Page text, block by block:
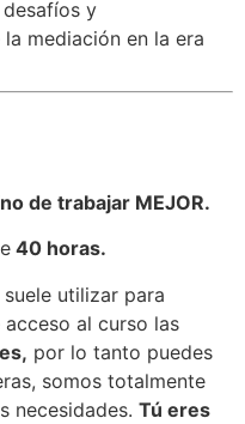
y
mediación en la era
de trabajar MEJOR.
40 horas.
utilizar para
al curso las
por lo tanto puedes
somos totalmente
necesidades. Tú eres